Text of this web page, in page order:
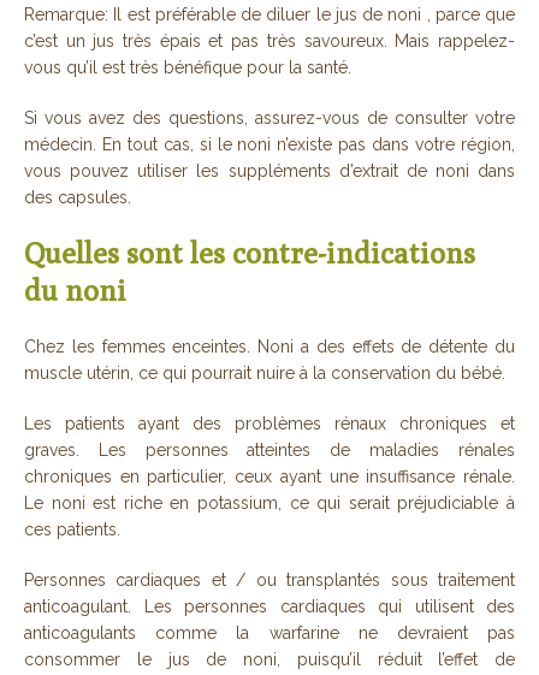
Remarque: Il est préférable de diluer le jus de noni , parce que
c’est un jus très épais et pas très savoureux. Mais rappelez-
vous qu’il est très bénéfique pour la santé.
Si vous avez des questions, assurez-vous de consulter votre
médecin. En tout cas, si le noni n’existe pas dans votre région,
vous pouvez utiliser les suppléments d’extrait de noni dans
des capsules.
Quelles sont les contre-indications
du noni
Chez les femmes enceintes. Noni a des effets de détente du
muscle utérin, ce qui pourrait nuire à la conservation du bébé.
Les patients ayant des problèmes rénaux chroniques et
graves. Les personnes atteintes de maladies rénales
chroniques en particulier, ceux ayant une insuffisance rénale.
Le noni est riche en potassium, ce qui serait préjudiciable à
ces patients.
Personnes cardiaques et / ou transplantés sous traitement
anticoagulant. Les personnes cardiaques qui utilisent des
anticoagulants comme la warfarine ne devraient pas
consommer le jus de noni, puisqu’il réduit l’effet de